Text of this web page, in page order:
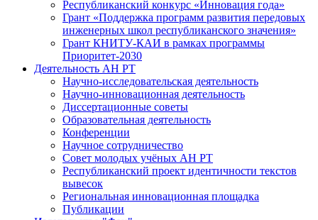
Республиканский конкурс «Инновация года»
Грант «Поддержка программ развития передовых
инженерных школ республиканского значения»
Грант КНИТУ-КАИ в рамках программы
Приоритет-2030
Деятельность АН РТ
Научно-исследовательская деятельность
Научно-инновационная деятельность
Диссертационные советы
Образовательная деятельность
Конференции
Научное сотрудничество
Совет молодых учёных АН РТ
Республиканский проект идентичности текстов
вывесок
Региональная инновационная площадка
Публикации